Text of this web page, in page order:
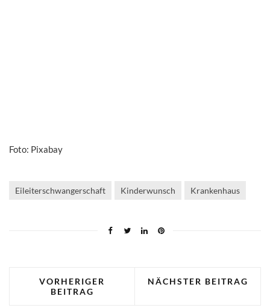
Foto: Pixabay
Eileiterschwangerschaft Kinderwunsch Krankenhaus
VORHERIGER
BEITRAG
NÄCHSTER BEITRAG